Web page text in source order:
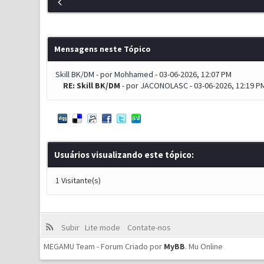
Mensagens neste Tópico
Skill BK/DM - porMohhamed - 03-06-2026, 12:07 PM
RE: Skill BK/DM - por JACONOLASC- 03-06-2026, 12:19
Usuários visualizando este tópico:
1 Visitante(s)
Subir Lite mode
Contate-nos
MEGAMU Team - Forum Criado por MyBB.Mu Online